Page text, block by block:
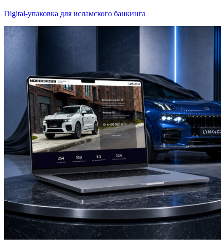
Digital-упаковка для исламского банкинга